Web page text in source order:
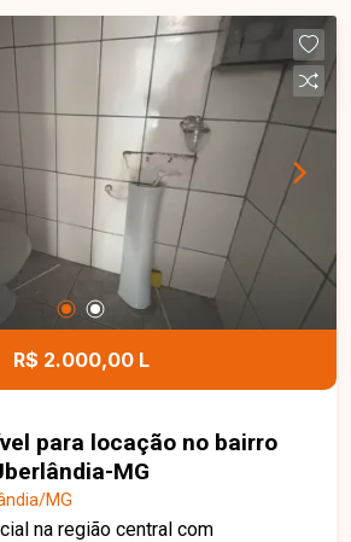
R$ 2.000,00 L
para locação no bairro
MG
MG
na região central com